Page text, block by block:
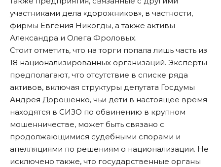
участниками дела «дорожников», в частности,
фирмы Евгения Никогды, а также активы
Александра и Олега Фроловых.
Стоит отметить, что на торги попала лишь часть из
18 национализированных организаций. Эксперты
предполагают, что отсутствие в списке ряда
активов, включая структуры депутата Госдумы
Андрея Дорошенко, чьи дети в настоящее время
находятся в СИЗО по обвинению в крупном
мошенничестве, может быть связано с
продолжающимися судебными спорами и
апелляциями по решениям о национализации. Не
исключено также, что государственные органы